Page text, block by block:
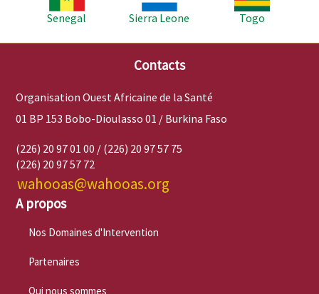
Senegal
Sierra Leone
Togo
Contacts
Organisation Ouest Africaine de la Santé
01 BP 153 Bobo-Dioulasso 01 / Burkina Faso
(226) 20 97 01 00 / (226) 20 97 57 75
(226) 20 97 57 72
wahooas@wahooas.org
A propos
Nos Domaines d'Intervention
Partenaires
Qui nous sommes